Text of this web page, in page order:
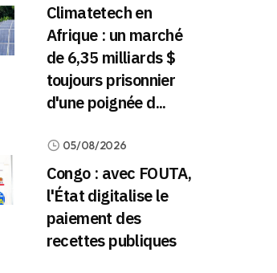
Climatetech en
Afrique : un marché
de 6,35 milliards $
toujours prisonnier
d'une poignée d...
05/08/2026
Congo : avec FOUTA,
l'État digitalise le
paiement des
recettes publiques